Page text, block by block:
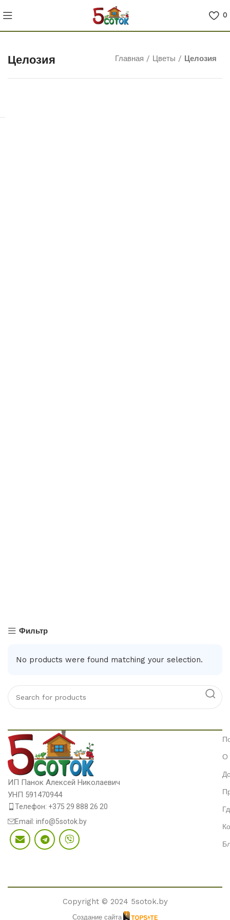
0
Целозия Главная / Цветы / Целозия
Фильтр
No products were found matching your selection.
ИП Панок Алексей Николаевич
УНП 591470944
Телефон: +375 29 888 26 20
Email: info@5sotok.by
О
Copyright © 2024 5sotok.by
Создание сайта